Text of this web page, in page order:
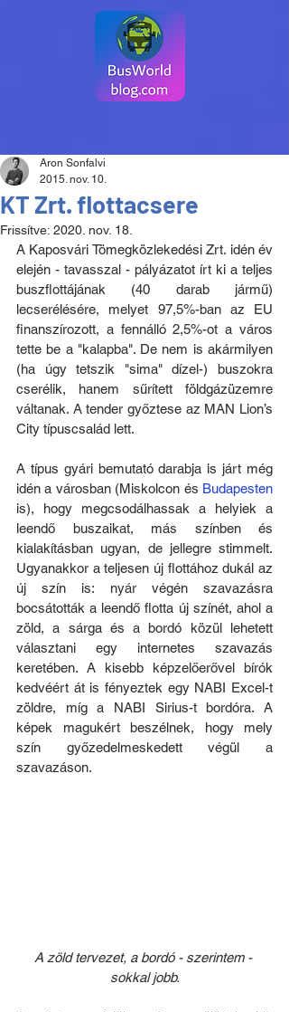
KT Zrt. flottacsere
Aron Sonfalvi
2015. nov. 10.
Frissítve: 2020. nov. 18.
A Kaposvári Tömegközlekedési Zrt. idén év
elején - tavasszal - pályázatot írt ki a teljes
buszflottájának (40 darab jármű)
lecserélésére, melyet 97,5%-ban az EU
finanszírozott, a fennálló 2,5%-ot a város
tette be a "kalapba". De nem is akármilyen
(ha úgy tetszik "sima" dízel-) buszokra
cserélik, hanem sűrített földgázüzemre
váltanak. A tender győztese az MAN Lion’s
City típuscsalád lett.
A típus gyári bemutató darabja is járt még
idén a városban (Miskolcon és Budapesten
is), hogy megcsodálhassak a helyiek a
leendő buszaikat, más színben és
kialakításban ugyan, de jellegre stimmelt.
Ugyanakkor a teljesen új flottához dukál az
új szín is: nyár végén szavazásra
bocsátották a leendő flotta új színét, ahol a
zöld, a sárga és a bordó közül lehetett
választani egy internetes szavazás
keretében. A kisebb képzelőerővel bírók
kedvéért át is fényeztek egy NABI Excel-t
zöldre, míg a NABI Sirius-t bordóra. A
képek magukért beszélnek, hogy mely
szín győzedelmeskedett végül a
szavazáson.
A zöld tervezet, a bordó - szerintem -
sokkal jobb.